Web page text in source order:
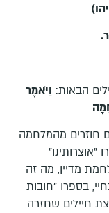
הבאות: וַיֹּאמֶר
חוזרים מהמלחמה
מדיין, מה זה
בספרו "חובות
חיילים שחזרה